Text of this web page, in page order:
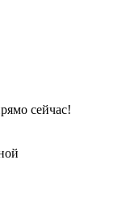
сейчас!